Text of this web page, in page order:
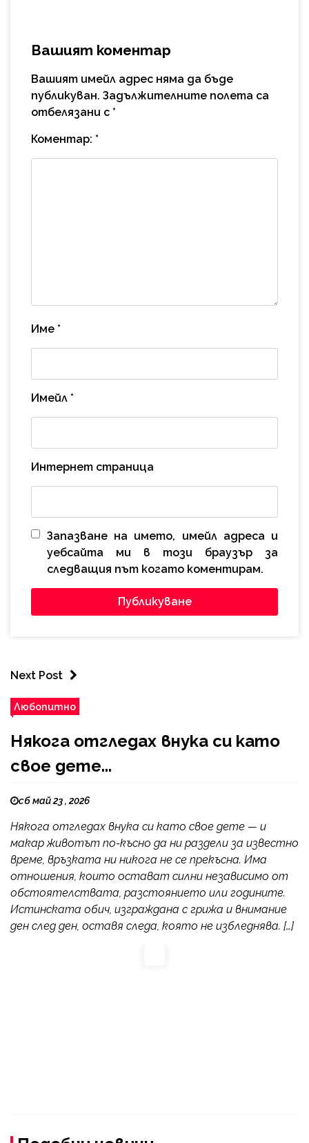
Вашият коментар
Вашият имейл адрес няма да бъде
публикуван. Задължителните полета са
отбелязани с *
Коментар: *
Име *
Имейл *
Интернет страница
Запазване на името, имейл адреса и
уебсайта ми в този браузър за
следващия път когато коментирам.
Next Post
Любопитно
Някога отгледах внука си като
свое дете...
сб май 23 , 2026
Някога отгледах внука си като свое дете — и
макар животът по-късно да ни раздели за известно
време, връзката ни никога не се прекъсна. Има
отношения, които остават силни независимо от
обстоятелствата, разстоянието или годините.
Истинската обич, изграждана с грижа и внимание
ден след ден, оставя следа, която не избледнява. […]